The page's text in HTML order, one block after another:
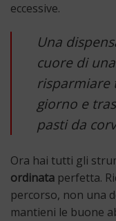
eccessive.
Una
cuore di
risparmiare
giorno e
pasti da
Ora hai tutti gli
ordinata perfetta.
percorso, non una
mantieni le buone